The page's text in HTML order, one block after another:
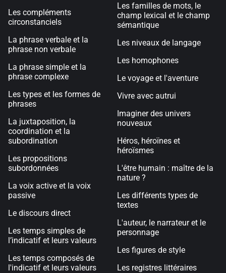
Les compléments
circonstanciels
La phrase verbale et la
phrase non verbale
La phrase simple et la
phrase complexe
Les types et les formes de
phrases
La juxtaposition, la
coordination et la
subordination
Les propositions
subordonnées
La voix active et la voix
passive
Le discours direct
Les temps simples de
l’indicatif et leurs valeurs
Les temps composés de
l'indicatif et leurs valeurs
Les familles de mots, le
champ lexical et le champ
sémantique
Les niveaux de langage
Les homophones
Le voyage et l'aventure
Vivre avec autrui
Imaginer des univers
nouveaux
Héros, héroïnes et
héroïsmes
L'être humain : maître de la
nature ?
Les différents types de
textes
L'auteur, le narrateur et le
personnage
Les figures de style
Les registres littéraires